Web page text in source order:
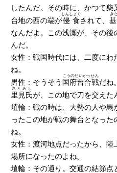
したんだ。その時に、かつて
台地の西の端が侵食
しんしょく
されて、
き
なんだよ。この浅瀬が、その後
んだ。
女性：戦国時代には、二度にわ
ね。
男性：そうそう 国府台合戦
こうのだいかっせん
だね
里見氏
さとみし
が、この地で刀を交えた
埴輪：戦の時は、大勢の人や馬
ったこの地が戦の舞台となった
ね。
女性：渡河地点だったから、陸
場所になったのよね。
埴輪：その通り。交通の結節